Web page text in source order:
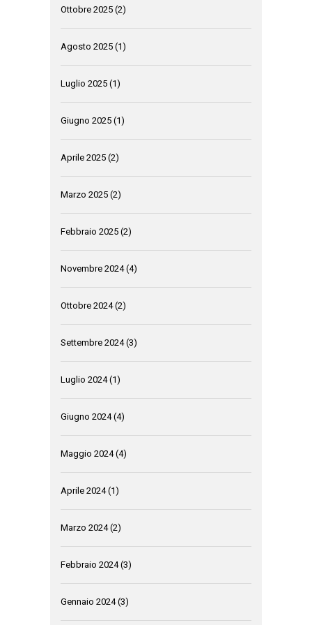
Ottobre 2025 (2)
Agosto 2025 (1)
Luglio 2025 (1)
Giugno 2025 (1)
Aprile 2025 (2)
Marzo 2025 (2)
Febbraio 2025 (2)
Novembre 2024(4)
Ottobre 2024(2)
Settembre 2024(3)
Luglio 2024(1)
Giugno 2024(4)
Maggio 2024(4)
Aprile 2024(1)
Marzo 2024(2)
Febbraio 2024(3)
Gennaio 2024(3)